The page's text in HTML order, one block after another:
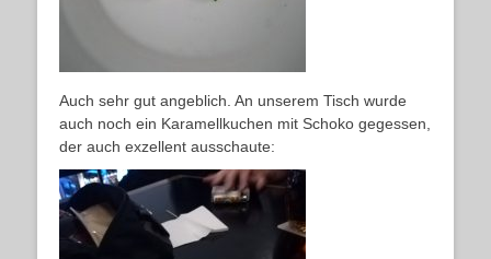
Auch sehr gut angeblich. An unserem Tisch wurde
auch noch ein Karamellkuchen mit Schoko gegessen,
der auch exzellent ausschaute: